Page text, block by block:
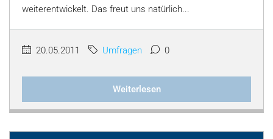
weiterentwickelt. Das freut uns natürlich...
20.05.2011 Umfragen 0
Weiterlesen